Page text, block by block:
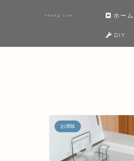
FREEQ LIFE ホーム
DIY
お掃除